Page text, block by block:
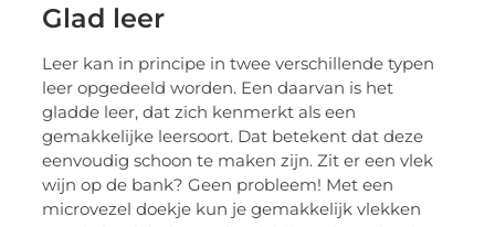
Glad leer
Leer kan in principe in twee verschillende typen
leer opgedeeld worden. Een daarvan is het
gladde leer, dat zich kenmerkt als een
gemakkelijke leersoort. Dat betekent dat deze
eenvoudig schoon te maken zijn. Zit er een vlek
wijn op de bank? Geen probleem! Met een
microvezel doekje kun je gemakkelijk vlekken